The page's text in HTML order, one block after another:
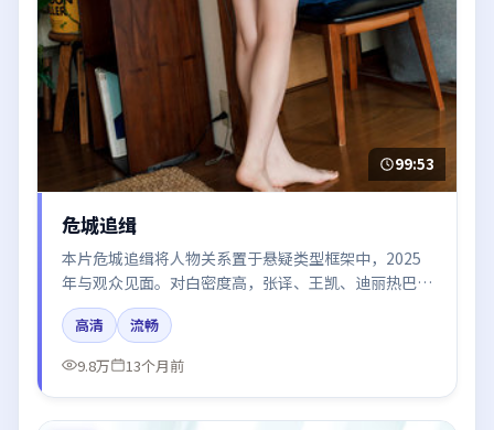
99:53
危城追缉
本片危城追缉将人物关系置于悬疑类型框架中，2025
年与观众见面。对白密度高，张译、王凯、迪丽热巴、
易烊千玺的台词节奏值得关注；整体气质偏中国大陆都
市与冷色调摄影。
高清
流畅
9.8万
13个月前